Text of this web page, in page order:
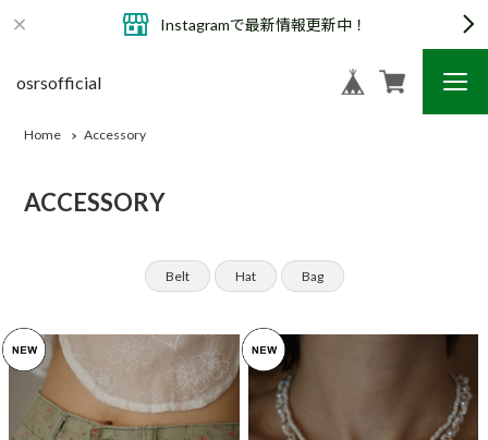
Instagramで最新情報更新中！
osrsofficial
Home Accessory
ACCESSORY
Belt Hat Bag